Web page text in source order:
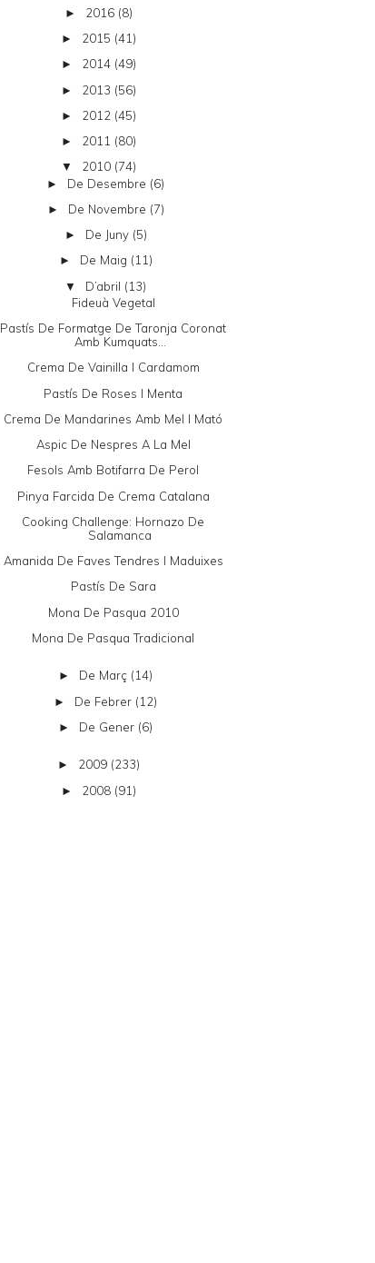
► 2016 (8)
► 2015 (41)
► 2014 (49)
► 2013 (56)
► 2012 (45)
► 2011 (80)
▼ 2010 (74)
► De Desembre (6)
► De Novembre (7)
► De Juny (5)
► De Maig (11)
▼ D’abril (13)
Fideuà Vegetal
Pastís De Formatge De Taronja Coronat
Amb Kumquats...
Crema De Vainilla I Cardamom
Pastís De Roses I Menta
Crema De Mandarines Amb Mel I Mató
Aspic De Nespres A La Mel
Fesols Amb Botifarra De Perol
Pinya Farcida De Crema Catalana
Cooking Challenge: Hornazo De
Salamanca
Amanida De Faves Tendres I Maduixes
Pastís De Sara
Mona De Pasqua 2010
Mona De Pasqua Tradicional
► De Març (14)
► De Febrer (12)
► De Gener (6)
► 2009 (233)
► 2008 (91)